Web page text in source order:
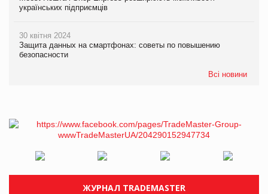
українських підприємців
30 квітня 2024
Защита данных на смартфонах: советы по повышению
безопасности
Всі новини
ЖУРНАЛ TRADEMASTER